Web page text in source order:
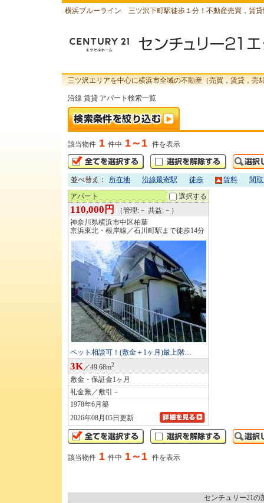
横浜ブルーライン 三ツ沢下町駅徒歩１分！不動産売買，賃
三ツ沢エリアを中心に横浜市全域の不動産（売買，賃貸，
沿線 賃貸 アパート検索一覧
該当物件 1 件中 1～1 件を表示
並べ替え： 所在地 沿線最寄駅 徒歩 賃料 間
アパート 選択する
110,000円
（管理:－ 共益:－）
神奈川県横浜市中区柏葉
京浜東北・根岸線／石川町駅まで徒歩14分
ペット相談可！(敷金＋1ヶ月)最上階…
3K／49.68m2
敷金・保証金1ヶ月
礼金無／敷引－
1978年6月築
2026年08月05日更新
該当物件 1 件中 1～1 件を表示
センチュリー21の